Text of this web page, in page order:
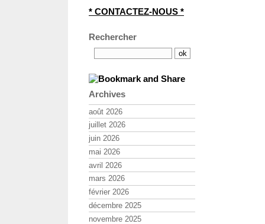
* CONTACTEZ-NOUS *
Rechercher
Archives
août 2026
juillet 2026
juin 2026
mai 2026
avril 2026
mars 2026
février 2026
décembre 2025
novembre 2025